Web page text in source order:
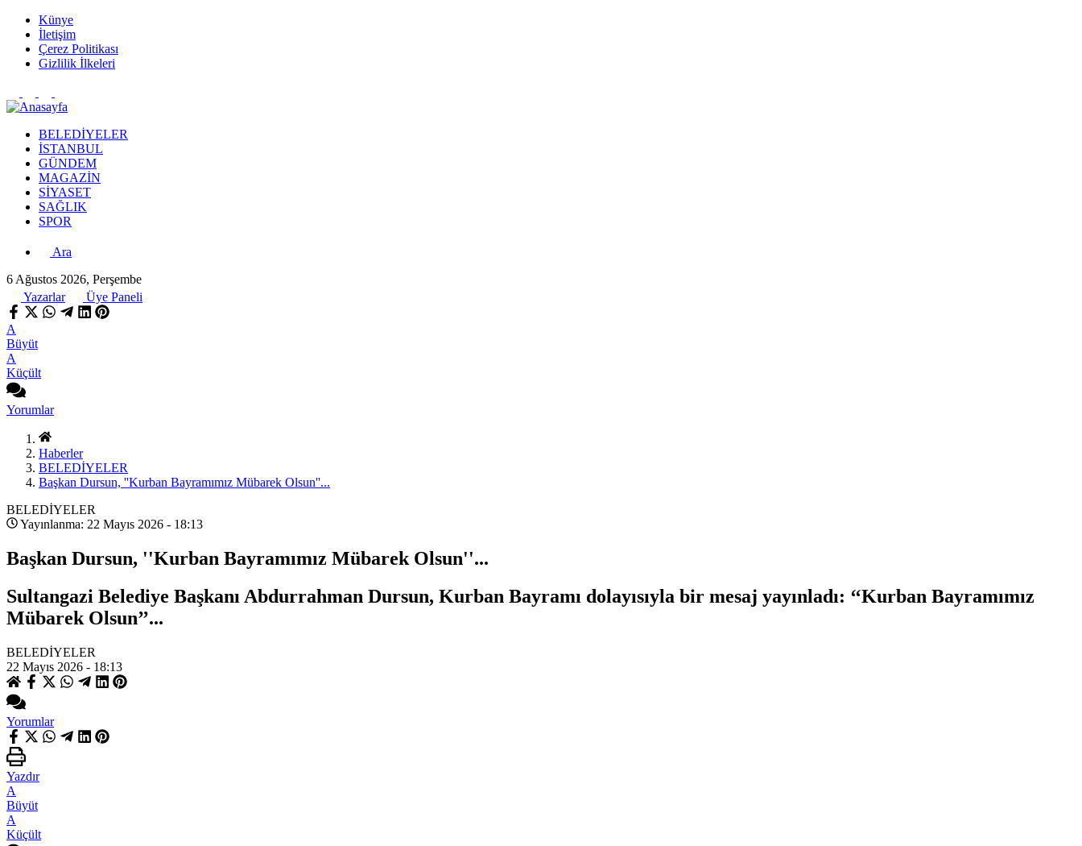
Künye
İletişim
Çerez Politikası
Gizlilik İlkeleri
BELEDİYELER
İSTANBUL
GÜNDEM
MAGAZİN
SİYASET
SAĞLIK
SPOR
Ara
6 Ağustos 2026, Perşembe
Yazarlar
Üye Paneli
A
Büyüt
A
Küçült
Yorumlar
Haberler
BELEDİYELER
Başkan Dursun, ''Kurban Bayramımız Mübarek Olsun''...
BELEDİYELER
Yayınlanma: 22 Mayıs 2026 - 18:13
Başkan Dursun, ''Kurban Bayramımız Mübarek Olsun''...
Sultangazi Belediye Başkanı Abdurrahman Dursun, Kurban Bayramı dolayısıyla bir mesaj yayınladı: ‘‘Kurban Bayramımız
Mübarek Olsun’’...
BELEDİYELER
22 Mayıs 2026 - 18:13
Yorumlar
Yazdır
A
Büyüt
A
Küçült